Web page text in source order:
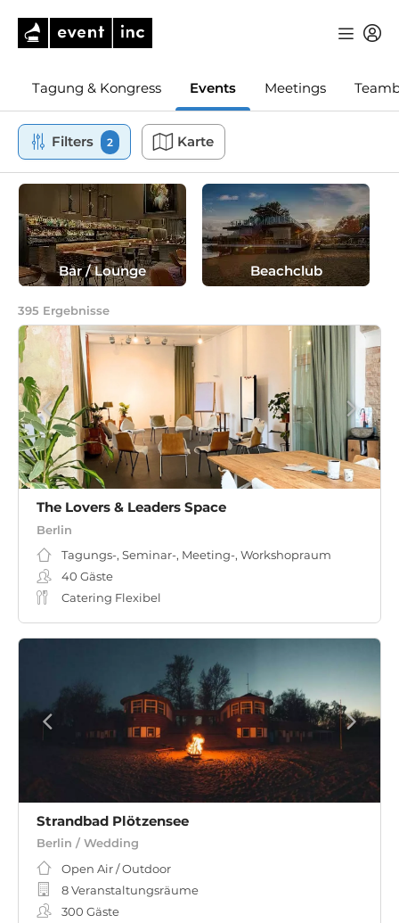
Tagung & Kongress Events Meetings
Filters 2 Karte
Bar / Lounge Beachclub
395 Ergebnisse
The Lovers & Leaders Space
Berlin
Tagungs-, Seminar-, Meeting-, Workshopraum
40 Gäste
Catering Flexibel
Strandbad Plötzensee
Berlin / Wedding
Open Air / Outdoor
8 Veranstaltungsräume
300 Gäste